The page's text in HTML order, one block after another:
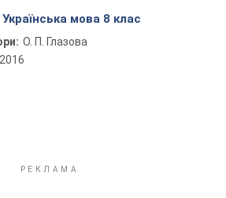
мова 8 клас
О. П. Глазова
2016